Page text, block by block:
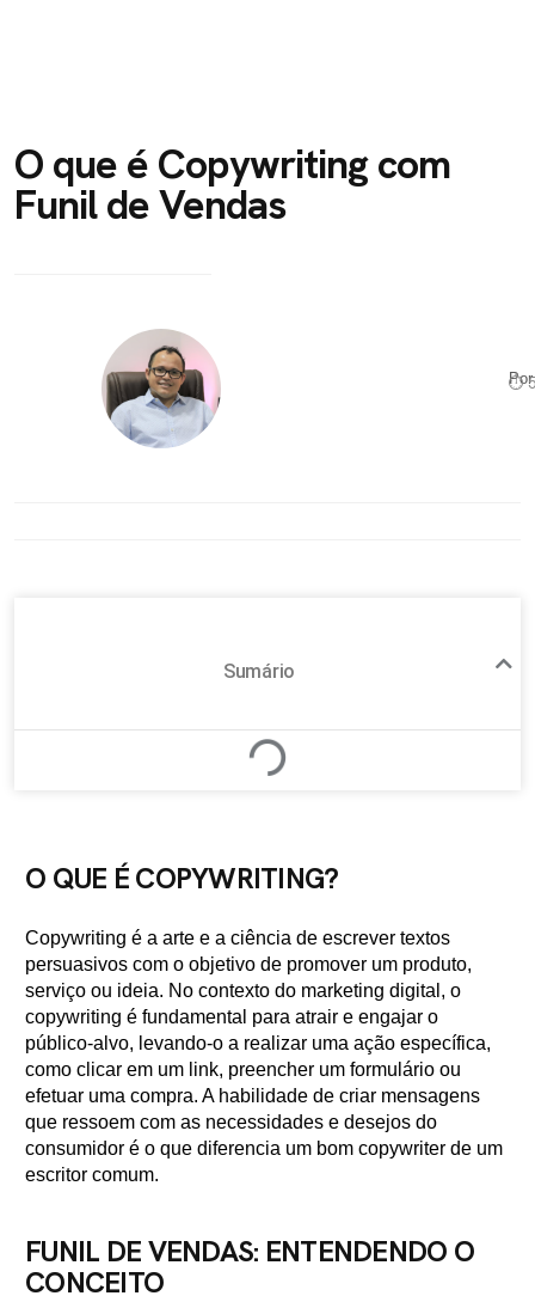
O que é Copywriting com
Funil de Vendas
⏱
Sumário
O QUE É COPYWRITING?
Copywriting é a arte e a ciência de escrever textos
persuasivos com o objetivo de promover um produto,
serviço ou ideia. No contexto do marketing digital, o
copywriting é fundamental para atrair e engajar o
público-alvo, levando-o a realizar uma ação específica,
como clicar em um link, preencher um formulário ou
efetuar uma compra. A habilidade de criar mensagens
que ressoem com as necessidades e desejos do
consumidor é o que diferencia um bom copywriter de um
escritor comum.
FUNIL DE VENDAS: ENTENDENDO O
CONCEITO